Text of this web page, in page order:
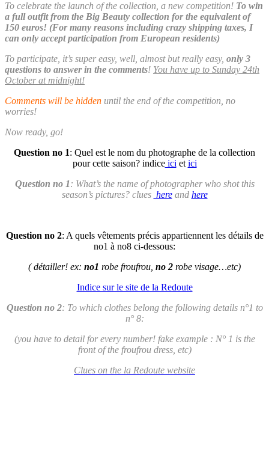
To celebrate the launch of the collection, a new competition! To win
a full outfit from the Big Beauty collection for the equivalent of
150 euros! (For many reasons including crazy shipping taxes, I
can only accept participation from European residents)
To participate, it’s super easy, well, almost but really easy, only 3
questions to answer in the comments! You have up to Sunday 24th
October at midnight!
Comments will be hidden until the end of the competition, no
worries!
Now ready, go!
Question no 1: Quel est le nom du photographe de la collection
pour cette saison? indiceici et ici
Question no 1: What’s the name of photographer who shot this
season’s pictures? clues hereand here
Question no 2: A quels vêtements précis appartiennent les détails de
no1 à no8 ci-dessous:
( détailler! ex: no1 robe froufrou, no 2 robe visage…etc)
Indice sur le site de la Redoute
Question no 2: To which clothes belong the following details n°1 to
n° 8:
(you have to detail for every number! fake example : N° 1 is the
front of the froufrou dress, etc)
Clues on the la Redoute website